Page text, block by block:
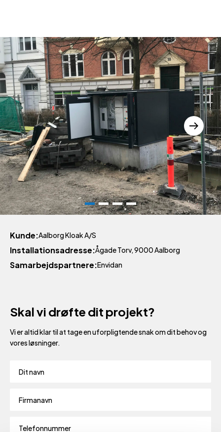
Kunde Aalborg Kloak A/S
Installationsadresse Ågade Torv, 9000 Aalborg
Samarbejdspartnere Envidan
Skal vi drøfte dit projekt?
Vi er altid klar til at tage en uforpligtende snak om dit behov og
vores løsninger.